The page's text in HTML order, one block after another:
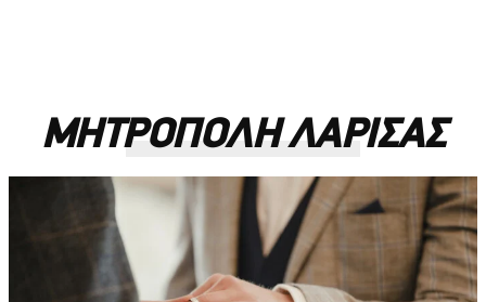
ΜΗΤΡΟΠΟΛΗ ΛΑΡΙΣΑΣ